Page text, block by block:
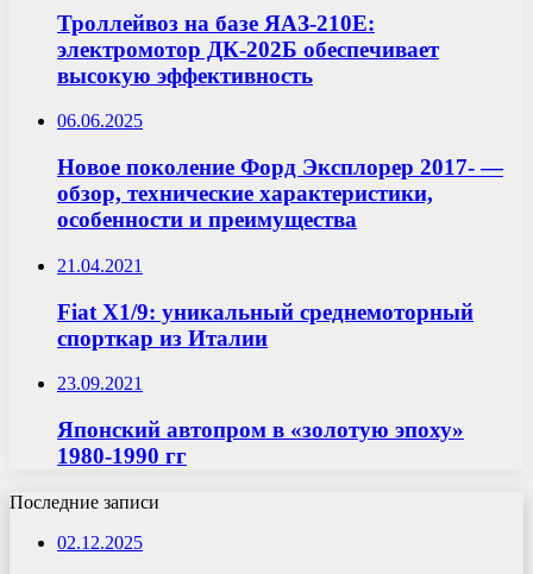
Троллейвоз на базе ЯАЗ-210Е:
электромотор ДК-202Б обеспечивает
высокую эффективность
06.06.2025
Новое поколение Форд Эксплорер 2017- —
обзор, технические характеристики,
особенности и преимущества
21.04.2021
Fiat X1/9: уникальный среднемоторный
спорткар из Италии
23.09.2021
Японский автопром в «золотую эпоху»
1980-1990 гг
Последние записи
02.12.2025